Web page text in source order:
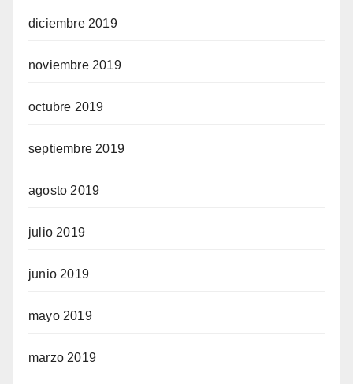
diciembre 2019
noviembre 2019
octubre 2019
septiembre 2019
agosto 2019
julio 2019
junio 2019
mayo 2019
marzo 2019